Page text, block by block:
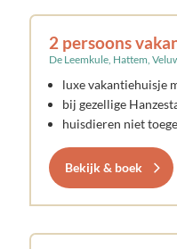
2 persoons
De Leemkule, Hattem,
luxe vakantiehuisje
bij gezellige
huisdieren niet
Bekijk & boek